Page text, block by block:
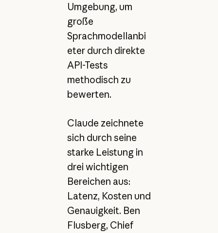
Umgebung, um
große
Sprachmodellanbi
eter durch direkte
API-Tests
methodisch zu
bewerten.
Claude zeichnete
sich durch seine
starke Leistung in
drei wichtigen
Bereichen aus:
Latenz, Kosten und
Genauigkeit. Ben
Flusberg, Chief